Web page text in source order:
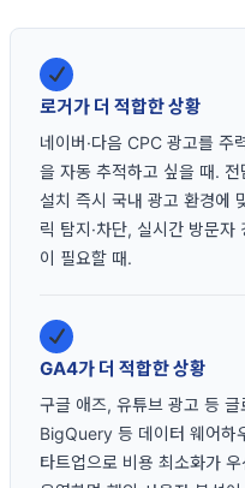
로거가 더 적합한 상황
네이버·다음 CPC 광고를 주
을 자동 추적하고 싶을 때.
설치 즉시 국내 광고 환경에
릭 탐지·차단, 실시간 방문
이 필요할 때.
GA4가 더 적합한 상황
구글 애즈, 유튜브 광고 등
BigQuery 등 데이터 웨어하
타트업으로 비용 최소화가